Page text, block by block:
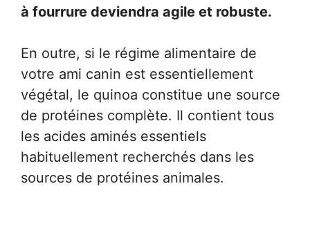
à fourrure deviendra agile et robuste.
En outre, si le régime alimentaire de
votre ami canin est essentiellement
végétal, le quinoa constitue une source
de protéines complète. Il contient tous
les acides aminés essentiels
habituellement recherchés dans les
sources de protéines animales.